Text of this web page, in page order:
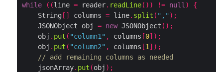
while
((line = reader. readLine()) != null )
{
    String
[] columns = line. split ( "," );
    JSONObject obj
= new JSONObject ();
    obj
. put ( "column1" , columns [0]);
    obj
. put ( "column2" , columns [1 ]);
// add remaining columns as needed
    jsonArray
. put (obj );